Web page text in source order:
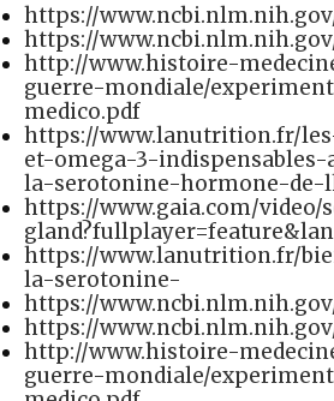
https://
https://
http://www.histoire-
guerre-mondiale/
medico.pdf
https://www.lanutrition.fr/
et-omega-3-
la-serotonine-hormone-de-
https://www.gaia.com/video/
https://www.lanutrition.fr/
la-serotonine-
https://
https://
http://www.histoire-
guerre-mondiale/